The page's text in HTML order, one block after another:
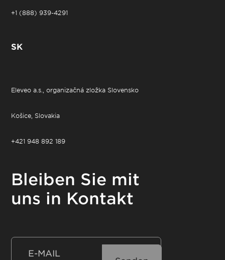
+1 (888) 939-4291
SK
Eleveo a.s., organizačná zložka Slovensko
Košice, Slovakia
+421 948 892 189
Bleiben Sie mit
uns in Kontakt